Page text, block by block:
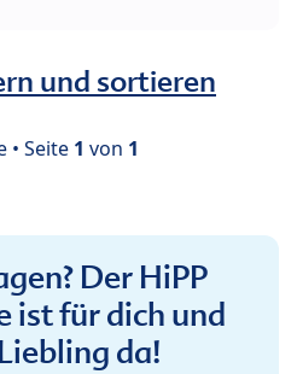
und sortieren
• Seite 1 von 1
Der HiPP
ist für dich und
da!